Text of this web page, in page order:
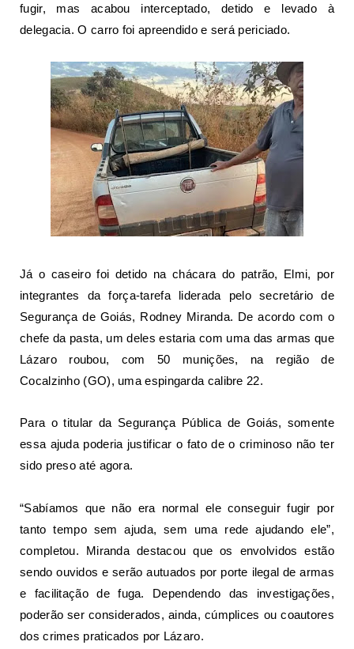
fugir, mas acabou interceptado, detido e levado à
delegacia. O carro foi apreendido e será periciado.
Já o caseiro foi detido na chácara do patrão, Elmi, por
integrantes da força-tarefa liderada pelo secretário de
Segurança de Goiás, Rodney Miranda. De acordo com o
chefe da pasta, um deles estaria com uma das armas que
Lázaro roubou, com 50 munições, na região de
Cocalzinho (GO), uma espingarda calibre 22.
Para o titular da Segurança Pública de Goiás, somente
essa ajuda poderia justificar o fato de o criminoso não ter
sido preso até agora.
“Sabíamos que não era normal ele conseguir fugir por
tanto tempo sem ajuda, sem uma rede ajudando ele”,
completou. Miranda destacou que os envolvidos estão
sendo ouvidos e serão autuados por porte ilegal de armas
e facilitação de fuga. Dependendo das investigações,
poderão ser considerados, ainda, cúmplices ou coautores
dos crimes praticados por Lázaro.